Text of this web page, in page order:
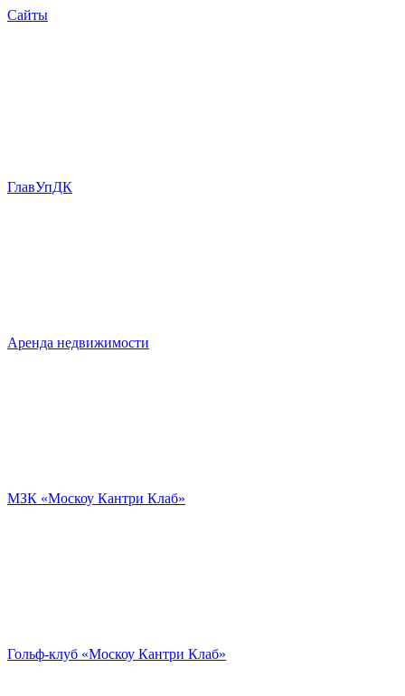
Сайты
ГлавУпДК
Аренда недвижимости
МЗК «Москоу Кантри Клаб»
Гольф-клуб «Москоу Кантри Клаб»